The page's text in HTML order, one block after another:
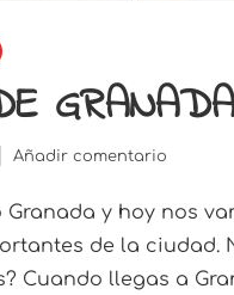
GRANADA
Añadir comentario
y hoy nos
de la ciudad.
Cuando llegas a